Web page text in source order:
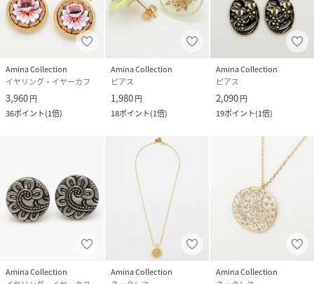
Amina Collection
イヤリング・イヤーカフ
3,960円
36ポイント(1倍)
Amina Collection
ピアス
1,980円
18ポイント(1倍)
Amina Collection
ピアス
2,090円
19ポイント(1倍)
Amina Collection
Amina Collection
Amina Collection